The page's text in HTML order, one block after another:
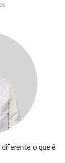
o que é